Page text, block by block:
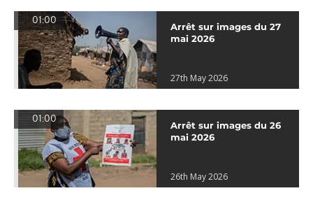
01:00
Arrêt sur images du 27
mai 2026
27th May 2026
01:00
Arrêt sur images du 26
mai 2026
26th May 2026